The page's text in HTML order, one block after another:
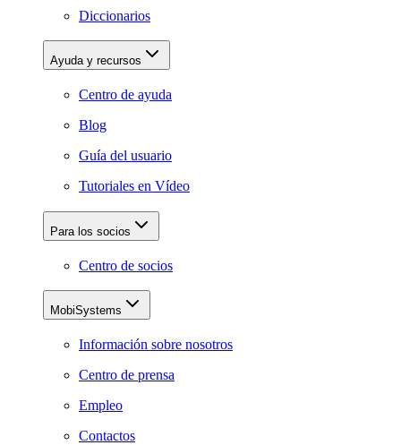
Diccionarios
Ayuda y recursos
Centro de ayuda
Blog
Guía del usuario
Tutoriales en Vídeo
Para los socios
Centro de socios
MobiSystems
Información sobre nosotros
Centro de prensa
Empleo
Contactos